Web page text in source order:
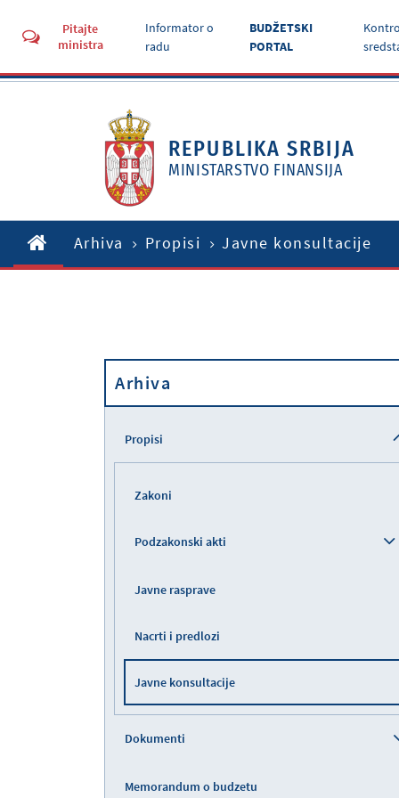
Pitajte
ministra
Informator o
radu
BUDŽETSKI
PORTAL
REPUBLIKA SRBIJA
MINISTARSTVO FINANSIJA
Arhiva Propisi Javne konsultacije
Arhiva
Propisi
Zakoni
Podzakonski akti
Javne rasprave
Nacrti i predlozi
Javne konsultacije
Dokumenti
Memorandum o budzetu